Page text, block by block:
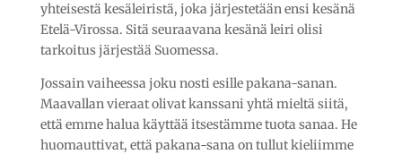
yhteisestä kesäleiristä, joka järjestetään ensi kesänä
Etelä-Virossa. Sitä seuraavana kesänä leiri olisi
tarkoitus järjestää Suomessa.
Jossain vaiheessa joku nosti esille pakana-sanan.
Maavallan vieraat olivat kanssani yhtä mieltä siitä,
että emme halua käyttää itsestämme tuota sanaa. He
huomauttivat, että pakana-sana on tullut kieliimme